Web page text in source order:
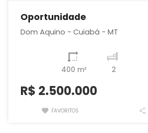
Oportunidade
Dom Aquino - Cuiabá - MT
400 m² 2
R$ 2.500.000
FAVORITOS